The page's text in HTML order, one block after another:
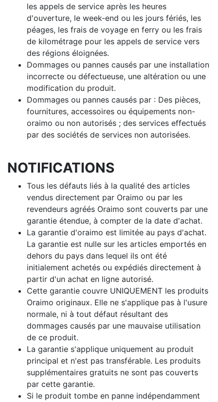
les appels de service après les heures
d'ouverture, le week-end ou les jours fériés, les
péages, les frais de voyage en ferry ou les frais
de kilométrage pour les appels de service vers
des régions éloignées.
Dommages ou pannes causés par une installation
incorrecte ou défectueuse, une altération ou une
modification du produit.
Dommages ou pannes causés par : Des pièces,
fournitures, accessoires ou équipements non-
oraimo ou non autorisés ; des services effectués
par des sociétés de services non autorisées.
NOTIFICATIONS
Tous les défauts liés à la qualité des articles
vendus directement par Oraimo ou par les
revendeurs agréés Oraimo sont couverts par une
garantie étendue, à compter de la date d'achat.
La garantie d'oraimo est limitée au pays d'achat.
La garantie est nulle sur les articles emportés en
dehors du pays dans lequel ils ont été
initialement achetés ou expédiés directement à
partir d'un achat en ligne autorisé.
Cette garantie couvre UNIQUEMENT les produits
Oraimo originaux. Elle ne s'applique pas à l'usure
normale, ni à tout défaut résultant des
dommages causés par une mauvaise utilisation
de ce produit.
La garantie s'applique uniquement au produit
principal et n'est pas transférable. Les produits
supplémentaires gratuits ne sont pas couverts
par cette garantie.
Si le produit tombe en panne indépendamment